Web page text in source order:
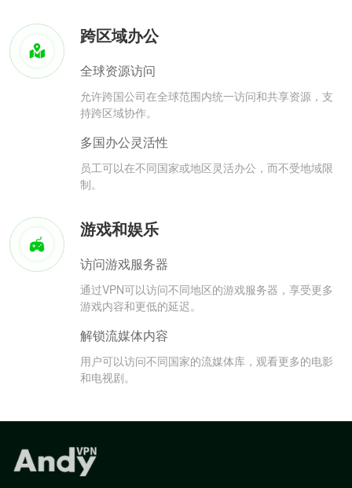
跨区域办公
全球资源访问
允许跨国公司在全球范围内统一访问和共享资源，支
持跨区域协作。
多国办公灵活性
员工可以在不同国家或地区灵活办公，而不受地域限
制。
游戏和娱乐
访问游戏服务器
通过VPN可以访问不同地区的游戏服务器，享受更多
游戏内容和更低的延迟。
解锁流媒体内容
用户可以访问不同国家的流媒体库，观看更多的电影
和电视剧。